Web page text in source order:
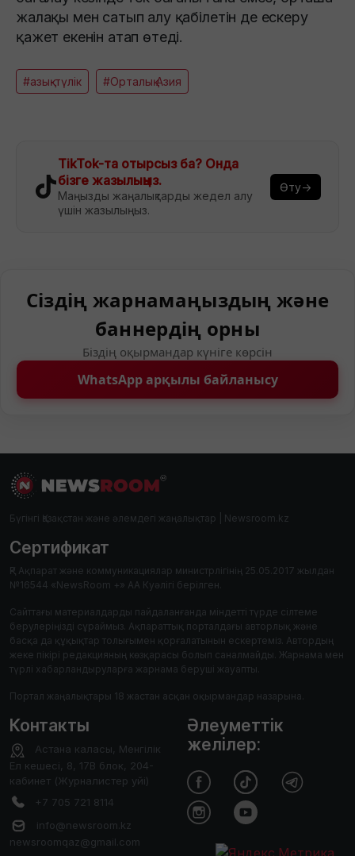
жалақы мен сатып алу қабілетін де ескеру
қажет екенін атап өтеді.
#азық-түлік #Орталық Азия
TikTok-та отырсыз ба? Онда
бізге жазылыңыз.
Маңызды жаңалықтарды жедел алу
үшін жазылыңыз.
Өту→
Сіздің жарнамаңыздың және
баннердің орны
Біздің оқырмандар күніге көрсін
WhatsApp арқылы байланысу
Бүгінгі Қазақстан және әлемдегі жаңалықтар | Newsroom.kz
Сертификат
ҚР Ақпарат және коммуникациялар министрлігінің 25.05.2017 жылдан
№16544 «NewsRoom +» АА Куәлігі берілген.
Сайттағы материалдарды пайдаланғанда міндетті түрде сілтеме
берулеріңізді сұраймыз. Ақпараттық порталдағы авторлық және
басқа да құқықтар толығымен қорғалатынын ескертеміз. Автордың
жеке пікірі редакцияның көзқарасы болып саналмайды. Жарнама мен
түрлі хабарландыруларға жарнама беруші жауапты.
Портал жаңалықтары 18 жастан асқан оқырмандар назарына.
Контакты
Астана каласы, Менгілік
Ел кешесі, 8, 17В блок, 204-
кабинет (Журналистер уйі)
+7 705 721 8114
info@newsroom.kz
newsroomqaz@gmail.com
Әлеуметтік
желілер: